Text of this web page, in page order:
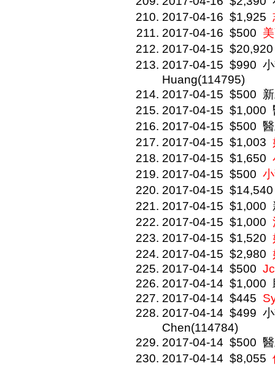
2017-04-16 $1,925
2017-04-16 $500
2017-04-15 $20,920
2017-04-15 $990
Huang(114795)
2017-04-15 $500
2017-04-15 $1,000
2017-04-15 $500
2017-04-15 $1,003
2017-04-15 $1,650
2017-04-15 $500
2017-04-15 $14,540
2017-04-15 $1,000
2017-04-15 $1,000
2017-04-15 $1,520
2017-04-15 $2,980
2017-04-14 $500
2017-04-14 $1,000
2017-04-14 $445
2017-04-14 $499
Chen(114784)
2017-04-14 $500
2017-04-14 $8,055